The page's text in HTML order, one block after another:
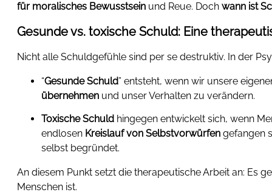
für moralisches Bewusstsein und Reue. Doch wann ist
Gesunde vs. toxische Schuld: Eine
Nicht alle Schuldgefühle sind per se destruktiv. In der
“Gesunde Schuld” entsteht, wenn wir unsere
übernehmen und unser Verhalten zu verändern.
Toxische Schuld hingegen entwickelt sich, wenn
endlosen Kreislauf von Selbstvorwürfen gefangen
selbst begründet.
An diesem Punkt setzt die therapeutische Arbeit an: Es
Menschen ist.